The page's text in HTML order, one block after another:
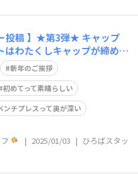
投稿 】★第3弾★ キャップ
はわたくしキャップが締め括
た。本年もひろとものみな
交流の
新年のご挨拶
初めてって素晴らしい
ンチプレスって奥が深い
| 2025/01/03 | ひろばスタッ